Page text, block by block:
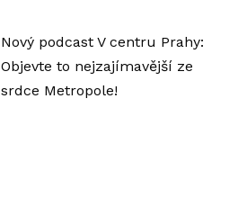
Nový podcast V centru Prahy:
Objevte to nejzajímavější ze
srdce Metropole!